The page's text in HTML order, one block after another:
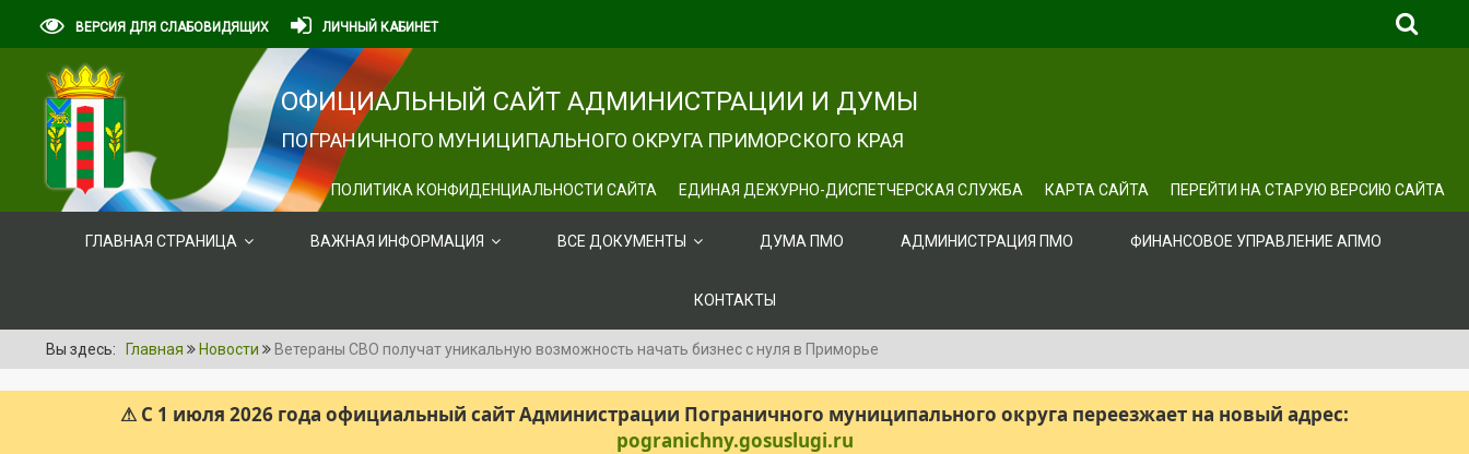
ВЕРСИЯ ДЛЯ СЛАБОВИДЯЩИХ ЛИЧНЫЙ КАБИНЕТ
ОФИЦИАЛЬНЫЙ САЙТ АДМИНИСТРАЦИИ И ДУМЫ
ПОГРАНИЧНОГО МУНИЦИПАЛЬНОГО ОКРУГА ПРИМОРСКОГО КРАЯ
ПОЛИТИКА КОНФИДЕНЦИАЛЬНОСТИ САЙТА ЕДИНАЯ ДЕЖУРНО-ДИСПЕТЧЕРСКАЯ СЛУЖБА КАРТА САЙТА ПЕРЕЙТИ НА СТАРУЮ ВЕРСИЮ САЙТА
ГЛАВНАЯ СТРАНИЦА ВАЖНАЯ ИНФОРМАЦИЯ ВСЕ ДОКУМЕНТЫ ДУМА ПМО АДМИНИСТРАЦИЯ ПМО ФИНАНСОВОЕ УПРАВЛЕНИЕ АПМО
КОНТАКТЫ
Вы здесь: Главная Новости Ветераны СВО получат уникальную возможность начать бизнес с нуля в Приморье
⚠ С 1 июля 2026 года официальный сайт Администрации Пограничного муниципального округа переезжает на новый адрес:
pogranichny.gosuslugi.ru